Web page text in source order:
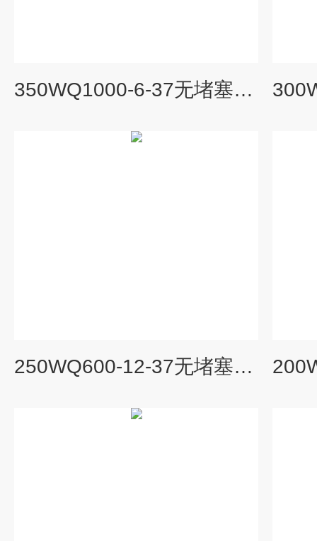
350WQ1000-6-37无堵塞潜水排污泵
250WQ600-12-37无堵塞潜水排污泵